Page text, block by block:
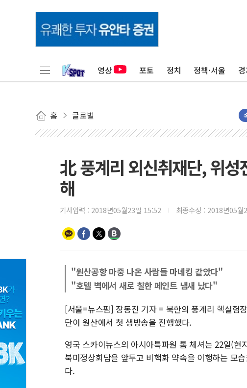
영상 포토 정치 정책·서울
홈 글로벌
北 풍계리 외신취재단, 위성
해
기사입력 : 2018년05월23일 15:52 최종수정 : 2018년05월
"원산공항 마중 나온 사람들 마네킹 같았다"
"호텔 벽에서 새로 칠한 페인트 냄새 났다"
[서울=뉴스핌] 장동진 기자 = 북한의 풍계리 핵실험
단이 원산에서 첫 생방송을 진행했다.
영국 스카이뉴스의 아시아특파원 톰 체셔는 22일(
북미정상회담을 앞두고 비핵화 약속을 이행하는 모
다.